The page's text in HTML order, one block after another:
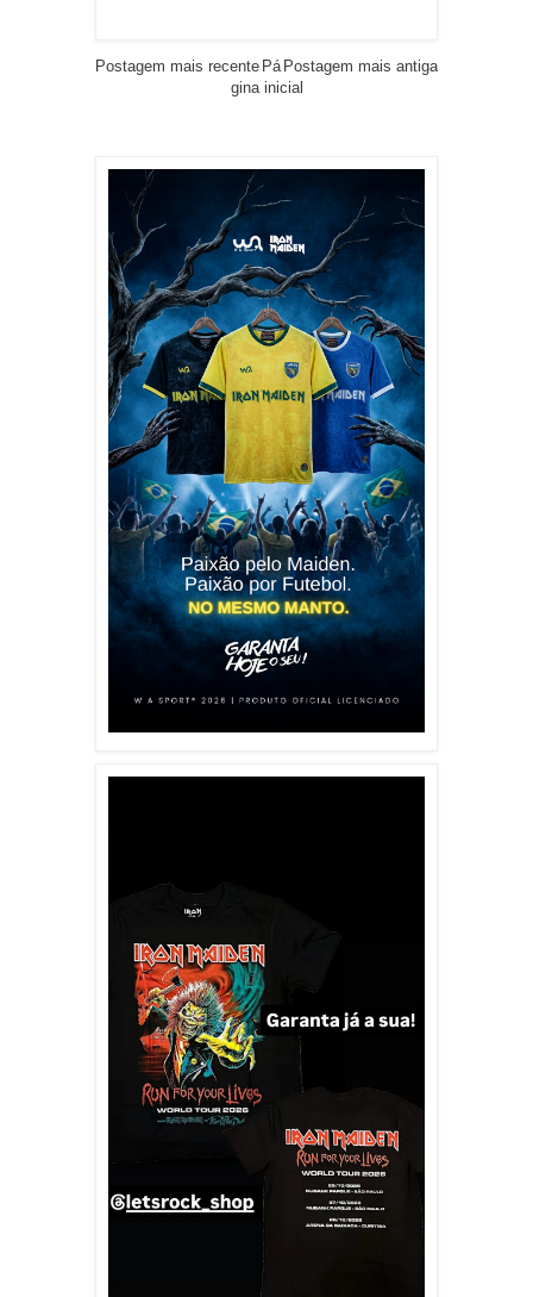
Postagem mais recente Postagem mais antiga
Pá
gina inicial